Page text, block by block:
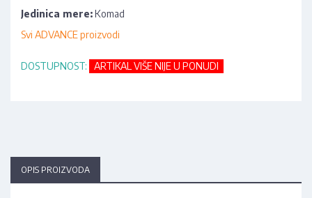
Jedinica mere:Komad
Svi ADVANCE proizvodi
DOSTUPNOST: ARTIKAL VIŠE NIJE U PONUDI
OPIS PROIZVODA